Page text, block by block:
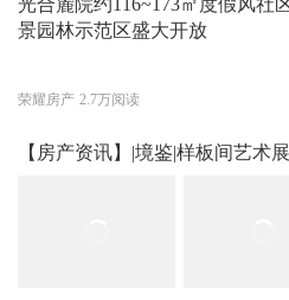
景园林示范区盛大开放
荣耀房产 2.7万阅读
【房产资讯】|境鉴|样板间艺术